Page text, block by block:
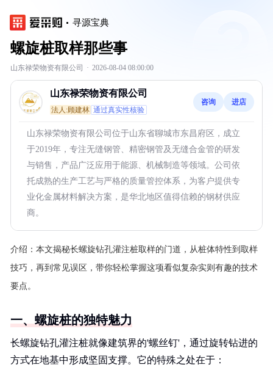
寻源宝典
螺旋桩取样那些事
山东禄荣物资有限公司 · 2026-08-04 08:00:00
山东禄荣物资有限公司
法人:顾建林 通过真实性核验
咨询 进店
山东禄荣物资有限公司位于山东省聊城市东昌府区，成立
于2019年，专注无缝钢管、精密钢管及无缝合金管的研发
与销售，产品广泛应用于能源、机械制造等领域。公司依
托成熟的生产工艺与严格的质量管控体系，为客户提供专
业化金属材料解决方案，是华北地区值得信赖的钢材供应
商。
介绍： 本文揭秘长螺旋钻孔灌注桩取样的门道，从桩体特性到取样
技巧，再到常见误区，带你轻松掌握这项看似复杂实则有趣的技术
要点。
一、螺旋桩的独特魅力
长螺旋钻孔灌注桩就像建筑界的'螺丝钉'，通过旋转钻进的
方式在地基中形成坚固支撑。它的特殊之处在于：